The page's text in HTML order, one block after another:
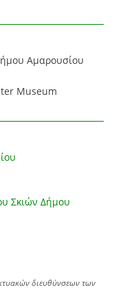
Αμαρουσίου
Museum
Σκιών Δήμου
διευθύνσεων των